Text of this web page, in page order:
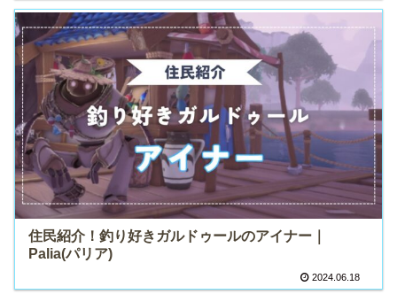
住民紹介！釣り好きガルドゥールのアイナー｜
Palia(パリア)
2024.06.18